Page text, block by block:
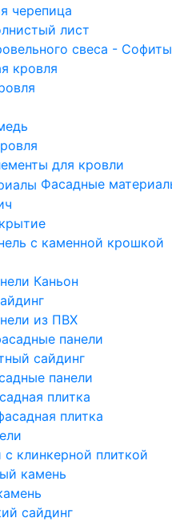
черепица
лист
свеса - Софиты
кровля
для кровли
Фасадные
с каменной крошкой
Каньон
из ПВХ
панели
сайдинг
панели
плитка
плитка
клинкерной плиткой
камень
сайдинг